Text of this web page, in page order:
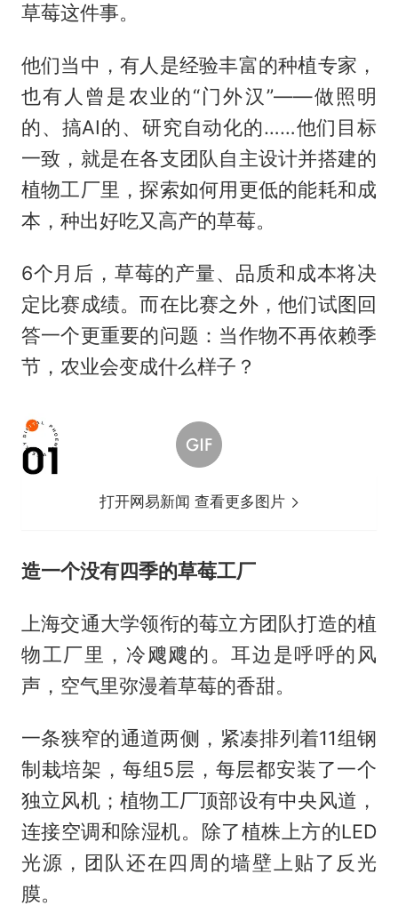
草莓这件事。
他们当中，有人是经验丰富的种植专家，
也有人曾是农业的“门外汉”——做照明
的、搞AI的、研究自动化的……他们目标
一致，就是在各支团队自主设计并搭建的
植物工厂里，探索如何用更低的能耗和成
本，种出好吃又高产的草莓。
6个月后，草莓的产量、品质和成本将决
定比赛成绩。而在比赛之外，他们试图回
答一个更重要的问题：当作物不再依赖季
节，农业会变成什么样子？
打开网易新闻 查看更多图片
造一个没有四季的草莓工厂
上海交通大学领衔的莓立方团队打造的植
物工厂里，冷飕飕的。耳边是呼呼的风
声，空气里弥漫着草莓的香甜。
一条狭窄的通道两侧，紧凑排列着11组钢
制栽培架，每组5层，每层都安装了一个
独立风机；植物工厂顶部设有中央风道，
连接空调和除湿机。除了植株上方的LED
光源，团队还在四周的墙壁上贴了反光
膜。